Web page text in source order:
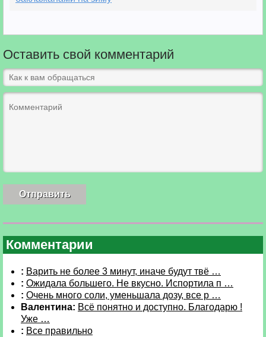
Оставить свой комментарий
Комментарии
: Варить не более 3 минут, иначе будут твё …
: Ожидала большего. Не вкусно. Испортила п …
: Очень много соли, уменьшала дозу, все р …
Валентина: Всё понятно и доступно. Благодарю !
Уже …
: Все правильно